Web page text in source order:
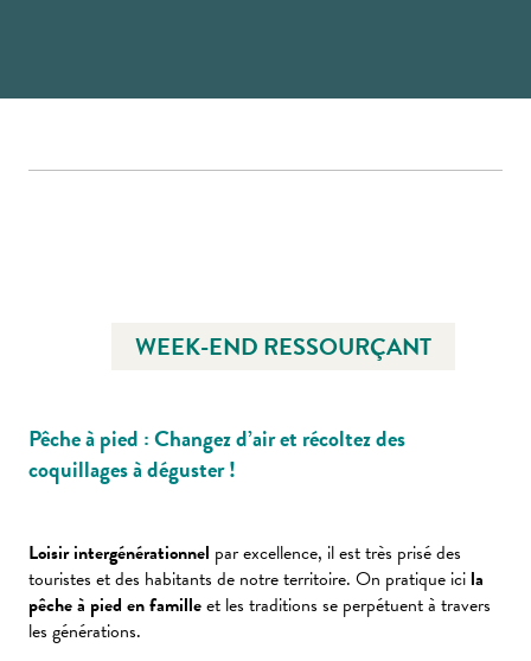
WEEK-END RESSOURÇANT
Pêche à pied : Changez d’air et récoltez des
coquillages à déguster !
Loisir intergénérationnel par excellence, il est très prisé des
touristes et des habitants de notre territoire. On pratique ici la
pêche à pied en familleet les traditions se perpétuent à travers
les générations.